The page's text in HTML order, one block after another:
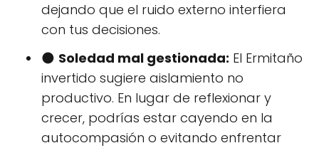
dejando que el ruido externo interfiera
con tus decisiones.
🌑 Soledad mal gestionada: El Ermitaño
invertido sugiere aislamiento no
productivo. En lugar de reflexionar y
crecer, podrías estar cayendo en la
autocompasión o evitando enfrentar